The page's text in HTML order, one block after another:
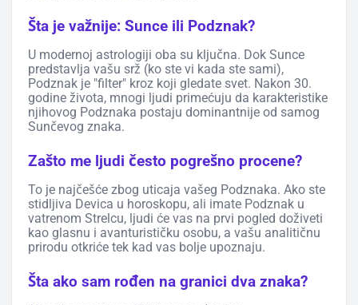
Šta je važnije: Sunce ili Podznak?
U modernoj astrologiji oba su ključna. Dok Sunce
predstavlja vašu srž (ko ste vi kada ste sami),
Podznak je "filter" kroz koji gledate svet. Nakon 30.
godine života, mnogi ljudi primećuju da karakteristike
njihovog Podznaka postaju dominantnije od samog
Sunčevog znaka.
Zašto me ljudi često pogrešno procene?
To je najčešće zbog uticaja vašeg Podznaka. Ako ste
stidljiva Devica u horoskopu, ali imate Podznak u
vatrenom Strelcu, ljudi će vas na prvi pogled doživeti
kao glasnu i avanturističku osobu, a vašu analitičnu
prirodu otkriće tek kad vas bolje upoznaju.
Šta ako sam rođen na granici dva znaka?